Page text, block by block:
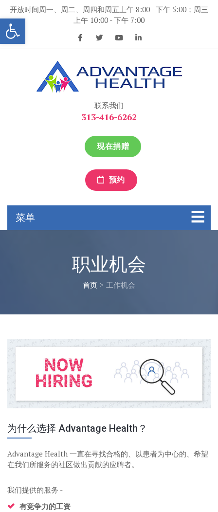
打开工具条
容
开放时间周一、周二、周四和周五上午 8:00 - 下午 5:00；周三
上午 10:00 - 下午 7:00
联系我们
313-416-6262
现在捐赠
预约
菜单
职业机会
首页 > 工作机会
为什么选择 Advantage Health？
Advantage Health 一直在寻找合格的、以患者为中心的、希望
在我们所服务的社区做出贡献的应聘者。
我们提供的服务 -
有竞争力的工资